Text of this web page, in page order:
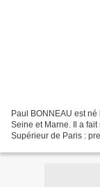
Paul BONNEAU est
Seine et Marne. Il a
Supérieur de Paris :